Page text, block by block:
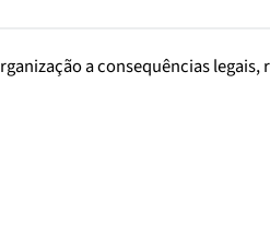
a consequências